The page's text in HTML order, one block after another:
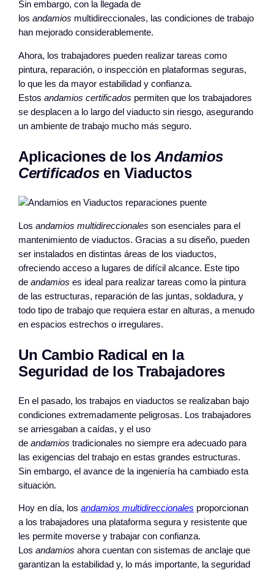
Sin embargo, con la llegada de
losandamios multidireccionales, las condiciones de trabajo
han mejorado considerablemente.
Ahora, los trabajadores pueden realizar tareas como
pintura, reparación, o inspección en plataformas seguras,
lo que les da mayor estabilidad y confianza.
Estosandamios certificados permiten que los trabajadores
se desplacen a lo largo del viaducto sin riesgo, asegurando
un ambiente de trabajo mucho más seguro.
Aplicaciones de los Andamios
Certificadosen Viaductos
Losandamios multidireccionales son esenciales para el
mantenimiento de viaductos. Gracias a su diseño, pueden
ser instalados en distintas áreas de los viaductos,
ofreciendo acceso a lugares de difícil alcance. Este tipo
deandamios es ideal para realizar tareas como la pintura
de las estructuras, reparación de las juntas, soldadura, y
todo tipo de trabajo que requiera estar en alturas, a menudo
en espacios estrechos o irregulares.
Un Cambio Radical en la
Seguridad de los Trabajadores
En el pasado, los trabajos en viaductos se realizaban bajo
condiciones extremadamente peligrosas. Los trabajadores
se arriesgaban a caídas, y el uso
deandamios tradicionales no siempre era adecuado para
las exigencias del trabajo en estas grandes estructuras.
Sin embargo, el avance de la ingeniería ha cambiado esta
situación.
Hoy en día, losandamios multidireccionales proporcionan
a los trabajadores una plataforma segura y resistente que
les permite moverse y trabajar con confianza.
Losandamios ahora cuentan con sistemas de anclaje que
garantizan la estabilidad y, lo más importante, la seguridad